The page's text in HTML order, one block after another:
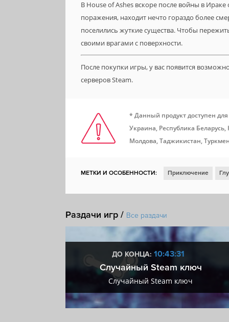
В House of Ashes вскоре после войны в
поражения, находит нечто гораздо более
поселились жуткие существа. Чтобы
своими врагами с поверхности.
После покупки игры, у вас появится
серверов Steam.
* Данный продукт доступен
Украина, Республика
Молдова, Таджикистан,
МЕТКИ И ОСОБЕННОСТИ: Приключение
От третьего лица Хоррор 3D
Психологический хоррор
90-е Демоны Сверхъестественное
Раздачи игр / Все раздачи
ДО КОНЦА: 10:43:30
Случайный Steam ключ
Случайный Steam ключ